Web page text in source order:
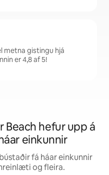
metna gistingu hjá
er 4,8 af 5!
Beach hefur upp á
einkunnir
fá háar einkunnir
og fleira.